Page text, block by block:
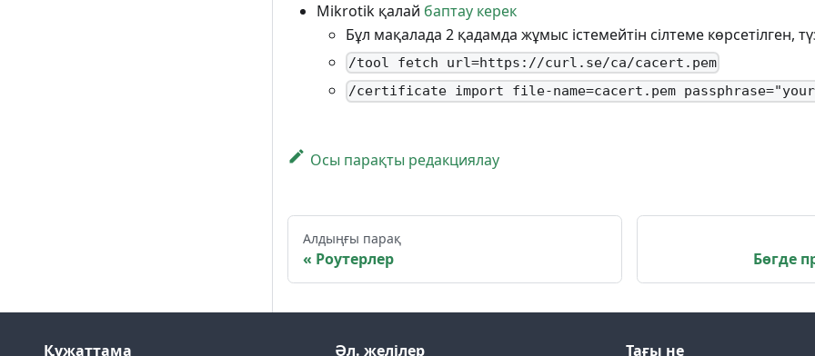
Mikrotik қалай баптау керек
Бұл мақалада 2 қадамда жұмыс істемейтін сілтеме көрсетілген,
/tool fetch url=https://curl.se/ca/cacert.pem
/certificate import file-name=cacert.pem passphrase="your
Осы парақты редакциялау
Алдыңғы парақ
Роутерлер Бөгде
Құжаттама Әл. желілер Тағы не